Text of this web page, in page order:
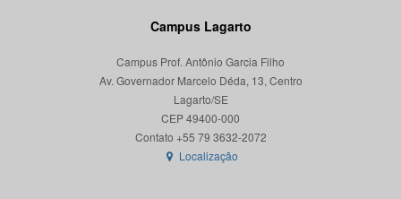
Campus Lagarto
Campus Prof. Antônio Garcia Filho
Av. Governador Marcelo Déda, 13, Centro
Lagarto/SE
CEP 49400-000
Localização